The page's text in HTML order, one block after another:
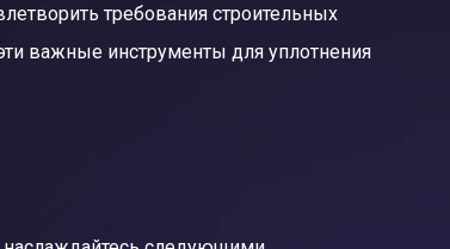
требования строительных
важные инструменты для уплотнения